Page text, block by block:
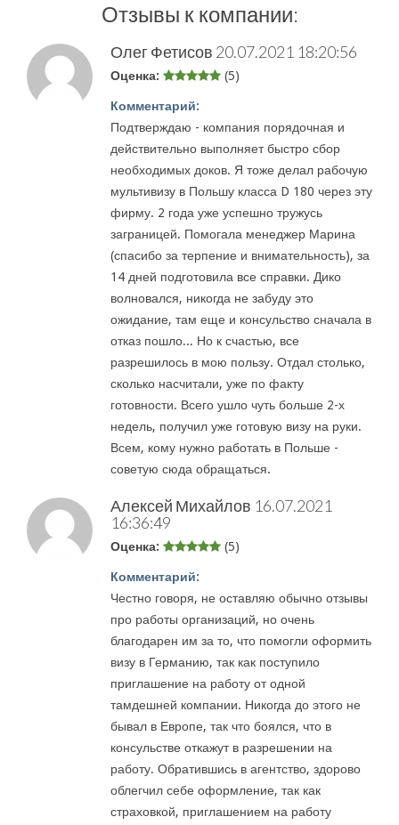
Отзывы к компании:
Олег Фетисов 20.07.2021 18:20:56
Оценка: (5)
Комментарий:
Подтверждаю - компания порядочная и
действительно выполняет быстро сбор
необходимых доков. Я тоже делал рабочую
мультивизу в Польшу класса D 180 через эту
фирму. 2 года уже успешно тружусь
заграницей. Помогала менеджер Марина
(спасибо за терпение и внимательность), за
14 дней подготовила все справки. Дико
волновался, никогда не забуду это
ожидание, там еще и консульство сначала в
отказ пошло... Но к счастью, все
разрешилось в мою пользу. Отдал столько,
сколько насчитали, уже по факту
готовности. Всего ушло чуть больше 2-х
недель, получил уже готовую визу на руки.
Всем, кому нужно работать в Польше -
советую сюда обращаться.
Алексей Михайлов 16.07.2021
16:36:49
Оценка: (5)
Комментарий:
Честно говоря, не оставляю обычно отзывы
про работы организаций, но очень
благодарен им за то, что помогли оформить
визу в Германию, так как поступило
приглашение на работу от одной
тамдешней компании. Никогда до этого не
бывал в Европе, так что боялся, что в
консульстве откажут в разрешении на
работу. Обратившись в агентство, здорово
облегчил себе оформление, так как
страховкой, приглашением на работу